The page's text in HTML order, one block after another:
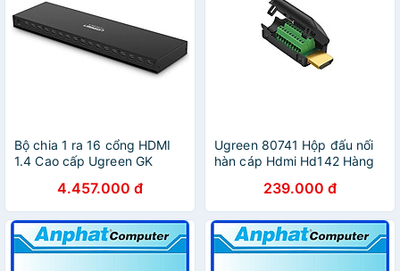
Bộ chia 1 ra 16 cổng HDMI
1.4 Cao cấp Ugreen GK
4.457.000 đ
Ugreen 80741 Hộp đấu nối
hàn cáp Hdmi Hd142 Hàng
239.000 đ